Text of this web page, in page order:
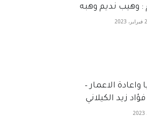
: وهيب نديم وهبه
واعادة الاعمار –
زيد الكيلاني